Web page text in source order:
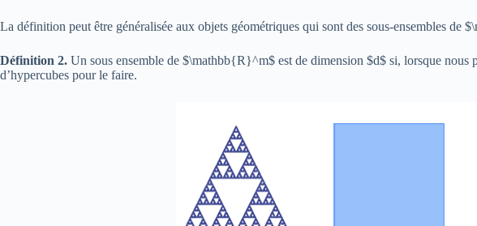
La définition peut être généralisée aux objets géométriques qui sont des sous-ensembles de
Définition 2. Un sous ensemble de $\mathbb{R}^m$ est de dimension $d$ si, lorsque
d’hypercubes pour le faire.